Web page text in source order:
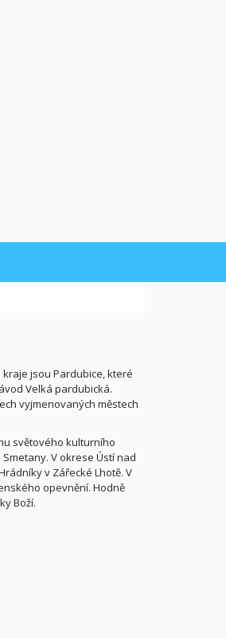
jsou Pardubice, které
Velká pardubická.
vyjmenovaných městech
světového kulturního
V okrese Ústí nad
v Zářecké Lhotě. V
opevnění. Hodně
Boží.